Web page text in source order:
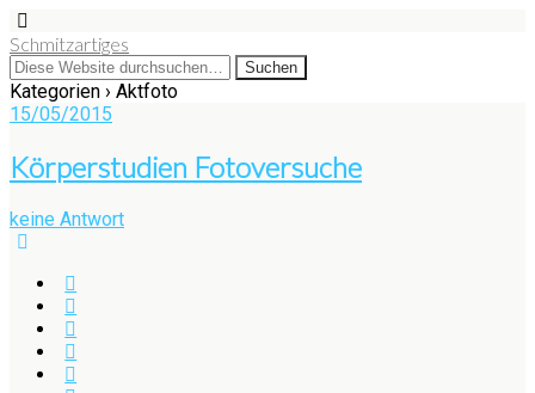
Schmitzartiges
Kategorien › Aktfoto
15/05/2015
Körperstudien Fotoversuche
keine Antwort